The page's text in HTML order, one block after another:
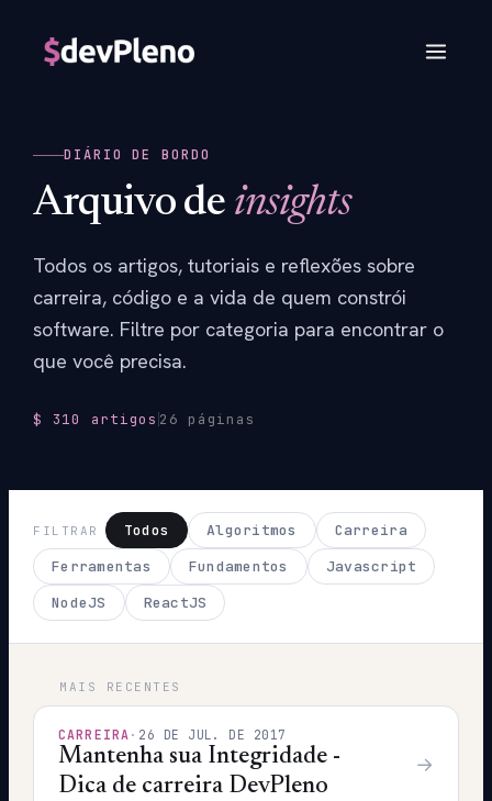
DIÁRIO DE BORDO
Arquivo de insights
Todos os artigos, tutoriais e reflexões sobre
carreira, código e a vida de quem constrói
software. Filtre por categoria para encontrar o
que você precisa.
$ 310 artigos 26 páginas
FILTRAR Todos Algoritmos
Carreira
Ferramentas
Fundamentos
Javascript
NodeJS
ReactJS
MAIS RECENTES
CARREIRA · 26 DE JUL. DE 2017
Mantenha sua Integridade -
Dica de carreira DevPleno
→